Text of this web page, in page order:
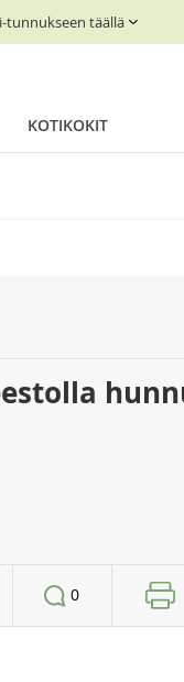
tunnukseen täällä
KOTIKOKIT
0